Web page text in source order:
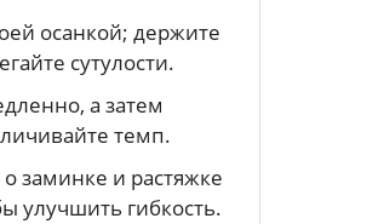
осанкой; держите
сутулости.
а затем
темп.
заминке и растяжке
улучшить гибкость.